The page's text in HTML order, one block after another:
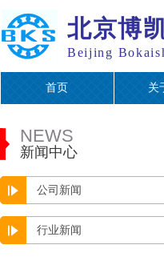
北京博
Beijing
首页 关
NEWS
新闻中心
公司新闻
行业新闻